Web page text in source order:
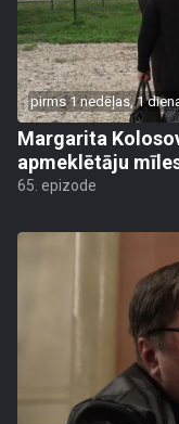
pirms 1 nedēļas, 1
Margarita
apmeklētāju
65. epizode